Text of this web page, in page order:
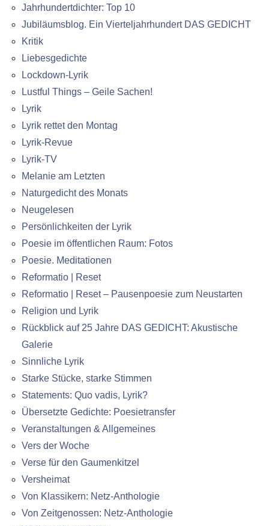
Jahrhundertdichter: Top 10
Jubiläumsblog. Ein Vierteljahrhundert DAS GEDICHT
Kritik
Liebesgedichte
Lockdown-Lyrik
Lustful Things – Geile Sachen!
Lyrik
Lyrik rettet den Montag
Lyrik-Revue
Lyrik-TV
Melanie am Letzten
Naturgedicht des Monats
Neugelesen
Persönlichkeiten der Lyrik
Poesie im öffentlichen Raum: Fotos
Poesie. Meditationen
Reformatio | Reset
Reformatio | Reset – Pausenpoesie zum Neustarten
Religion und Lyrik
Rückblick auf 25 Jahre DAS GEDICHT: Akustische
Galerie
Sinnliche Lyrik
Starke Stücke, starke Stimmen
Statements: Quo vadis, Lyrik?
Übersetzte Gedichte: Poesietransfer
Veranstaltungen & Allgemeines
Vers der Woche
Verse für den Gaumenkitzel
Versheimat
Von Klassikern: Netz-Anthologie
Von Zeitgenossen: Netz-Anthologie